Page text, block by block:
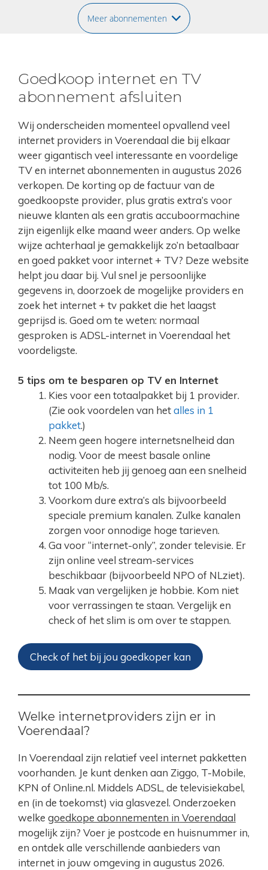
Meer abonnementen
Goedkoop internet en TV
abonnement afsluiten
Wij onderscheiden momenteel opvallend veel
internet providers in Voerendaal die bij elkaar
weer gigantisch veel interessante en voordelige
TV en internet abonnementen in augustus 2026
verkopen. De korting op de factuur van de
goedkoopste provider, plus gratis extra’s voor
nieuwe klanten als een gratis accuboormachine
zijn eigenlijk elke maand weer anders. Op welke
wijze achterhaal je gemakkelijk zo’n betaalbaar
en goed pakket voor internet + TV? Deze website
helpt jou daar bij. Vul snel je persoonlijke
gegevens in, doorzoek de mogelijke providers en
zoek het internet + tv pakket die het laagst
geprijsd is. Goed om te weten: normaal
gesproken is ADSL-internet in Voerendaal het
voordeligste.
5 tips om te besparen op TV en Internet
Kies voor een totaalpakket bij 1 provider.
(Zie ook voordelen van hetalles in 1
pakket.)
Neem geen hogere internetsnelheid dan
nodig. Voor de meest basale online
activiteiten heb jij genoeg aan een snelheid
tot 100 Mb/s.
Voorkom dure extra’s als bijvoorbeeld
speciale premium kanalen. Zulke kanalen
zorgen voor onnodige hoge tarieven.
Ga voor “internet-only”, zonder televisie. Er
zijn online veel stream-services
beschikbaar (bijvoorbeeld NPO of NLziet).
Maak van vergelijken je hobbie. Kom niet
voor verrassingen te staan. Vergelijk en
check of het slim is om over te stappen.
Check of het bij jou goedkoper kan
Welke internetproviders zijn er in
Voerendaal?
In Voerendaal zijn relatief veel internet pakketten
voorhanden. Je kunt denken aan Ziggo, T-Mobile,
KPN of Online.nl. Middels ADSL, de televisiekabel,
en (in de toekomst) via glasvezel. Onderzoeken
welke goedkope abonnementen in Voerendaal
mogelijk zijn? Voer je postcode en huisnummer in,
en ontdek alle verschillende aanbieders van
internet in jouw omgeving in augustus 2026.